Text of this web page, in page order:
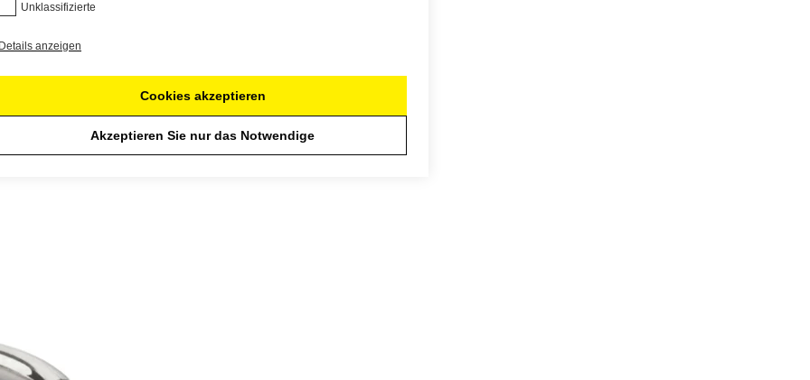
Unklassifizierte
anzeigen
Cookies akzeptieren
Akzeptieren Sie nur das Notwendige